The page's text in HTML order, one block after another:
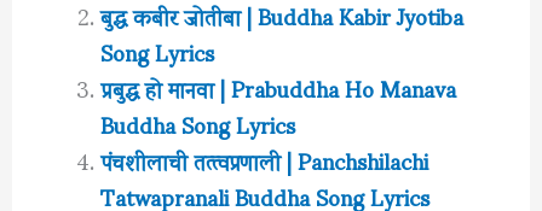
बुद्ध कबीर जोतीबा | Buddha Kabir Jyotiba
Song Lyrics
प्रबुद्ध हो मानवा | Prabuddha Ho Manava
Buddha Song Lyrics
पंचशीलाची तत्त्वप्रणाली | Panchshilachi
Tatwapranali Buddha Song Lyrics